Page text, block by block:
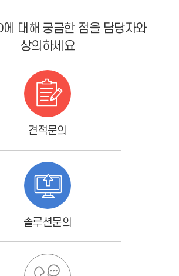
에 대해 궁금한 점을 담당자와
상의하세요
견적문의
솔루션문의